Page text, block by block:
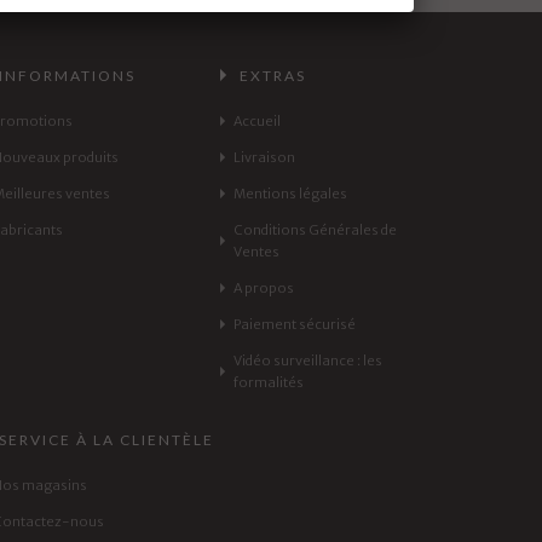
INFORMATIONS
produits
ventes
EXTRAS
Accueil
Livraison
Mentions légales
Conditions Générales de
Ventes
A propos
Paiement sécurisé
Vidéo surveillance : les
formalités
SERVICE À LA CLIENTÈLE
magasins
nous